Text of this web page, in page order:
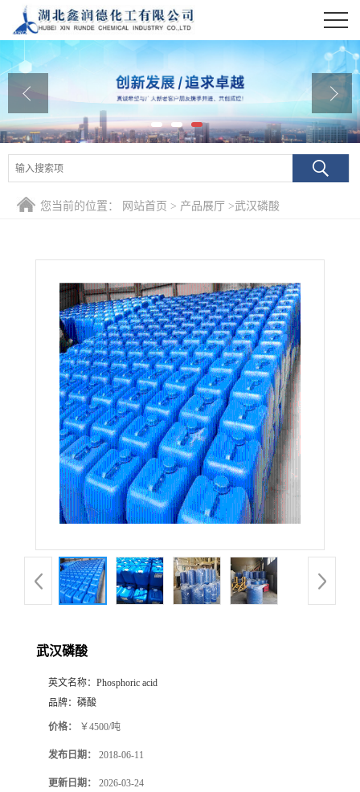
公司首页
公司介绍
公司动态
产品展厅
证书荣誉
您当前的位置： 网站首页 > 产品展厅 >武汉磷酸
武汉磷酸
英文名称： Phosphoric acid
品牌： 磷酸
价格： ￥4500/吨
发布日期： 2018-06-11
更新日期： 2026-03-24